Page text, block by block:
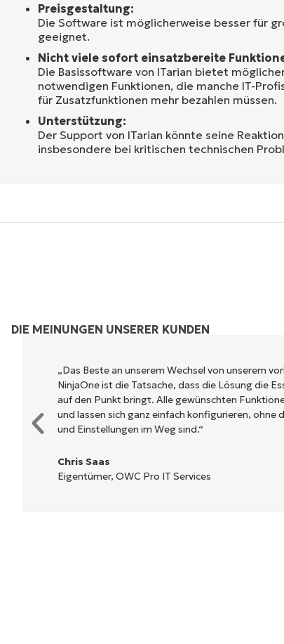
Preisgestaltung:
Die Software ist möglicherweise besser für
geeignet.
Nicht viele sofort einsatzbereite
Die Basissoftware von ITarian bietet
notwendigen Funktionen, die manche IT-
für Zusatzfunktionen mehr bezahlen müssen.
Unterstützung:
Der Support von ITarian könnte seine
insbesondere bei kritischen technischen
DIE MEINUNGEN UNSERER KUNDEN
„Das Beste an unserem Wechsel von unserem
NinjaOne ist die Tatsache, dass die Lösung die
auf den Punkt bringt. Alle gewünschten
und lassen sich ganz einfach konfigurieren, ohne
und Einstellungen im Weg sind.“
Chris Saas
Eigentümer, OWC Pro IT Services